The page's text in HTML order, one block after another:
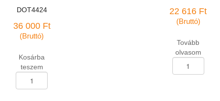
DOT4424
36 000 Ft
(Bruttó)
Kosárba
teszem
abroncs
22 616 Ft
(Bruttó)
Tovább
olvasom
abroncs